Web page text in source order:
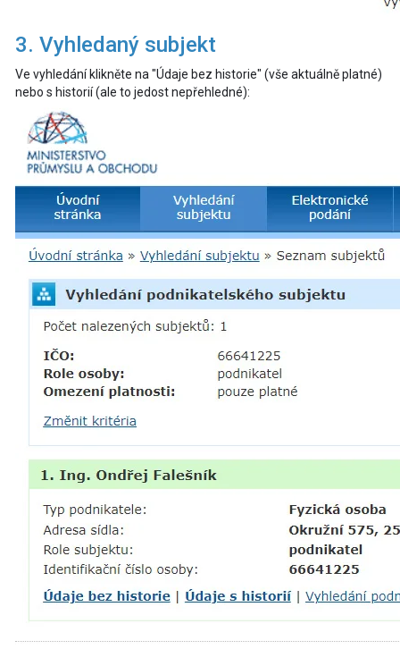
3. Vyhledaný subjekt
Ve vyhledání klikněte na "Údaje bez historie" (vše aktuálně platné)
nebo s historií (ale to jedost nepřehledné):